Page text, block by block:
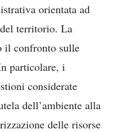
orientata ad
territorio. La
il confronto sulle
particolare, i
considerate
dell’ambiente alla
delle risorse